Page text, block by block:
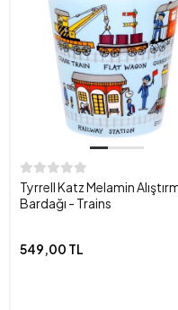
Tyrrell Katz Melamin
Bardağı - Trains
549,00 TL